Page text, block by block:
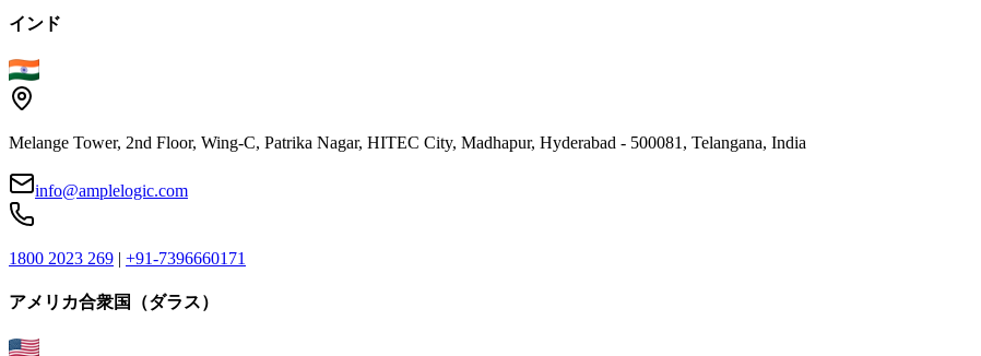
インド
Melange Tower, 2nd Floor, Wing-C, Patrika Nagar, HITEC City, Madhapur, Hyderabad - 500081, Telangana, India
info@amplelogic.com
1800 2023 269 | +91-7396660171
アメリカ合衆国（ダラス）